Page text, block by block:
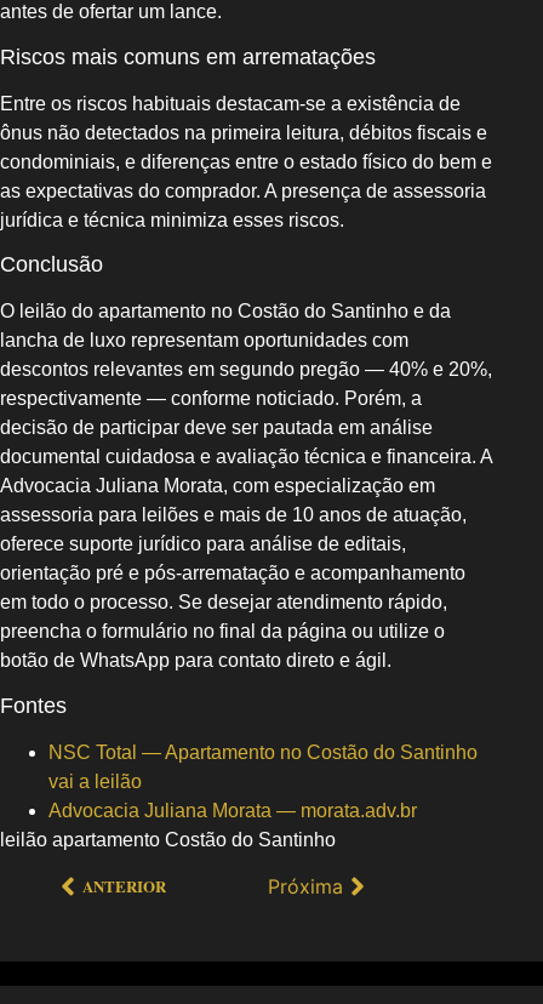
antes de ofertar um lance.
Riscos mais comuns em arrematações
Entre os riscos habituais destacam-se a existência de
ônus não detectados na primeira leitura, débitos fiscais e
condominiais, e diferenças entre o estado físico do bem e
as expectativas do comprador. A presença de assessoria
jurídica e técnica minimiza esses riscos.
Conclusão
O leilão do apartamento no Costão do Santinho e da
lancha de luxo representam oportunidades com
descontos relevantes em segundo pregão — 40% e 20%,
respectivamente — conforme noticiado. Porém, a
decisão de participar deve ser pautada em análise
documental cuidadosa e avaliação técnica e financeira. A
Advocacia Juliana Morata, com especialização em
assessoria para leilões e mais de 10 anos de atuação,
oferece suporte jurídico para análise de editais,
orientação pré e pós-arrematação e acompanhamento
em todo o processo. Se desejar atendimento rápido,
preencha o formulário no final da página ou utilize o
botão de WhatsApp para contato direto e ágil.
Fontes
NSC Total — Apartamento no Costão do Santinho
vai a leilão
Advocacia Juliana Morata — morata.adv.br
leilão apartamento Costão do Santinho
ANTERIOR Próxima